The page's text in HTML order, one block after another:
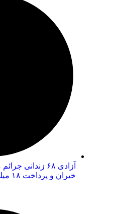
آزادی ۶۸ زندانی جرائم مالی
خیران و پرداخت ۱۸ میلیارد ریال بدهی